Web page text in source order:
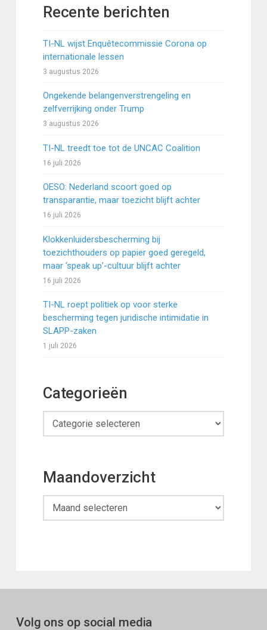
Recente berichten
TI-NL wijst Enquêtecommissie Corona op
internationale lessen
3 augustus 2026
Ongekende belangenverstrengeling en
zelfverrijking onder Trump
3 augustus 2026
TI-NL treedt toe tot de UNCAC Coalition
16 juli 2026
OESO: Nederland scoort goed op
transparantie, maar toezicht blijft achter
16 juli 2026
Klokkenluidersbescherming bij
toezichthouders op papier goed geregeld,
maar ‘speak up’-cultuur blijft achter
16 juli 2026
TI-NL roept politiek op voor sterke
bescherming tegen juridische intimidatie in
SLAPP-zaken
1 juli 2026
Categorieën
Categorieën
Maandoverzicht
Maandoverzicht
Volg ons op social media